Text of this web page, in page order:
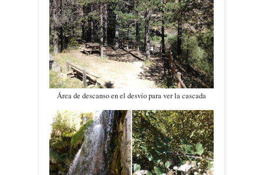
Área de descanso en el desvío para ver la cascada